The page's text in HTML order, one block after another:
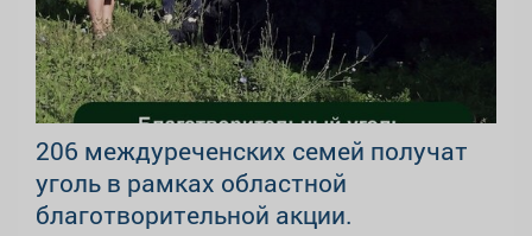
206 междуреченских семей получат
уголь в рамках областной
благотворительной акции.